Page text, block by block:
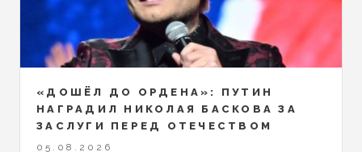
«ДОШЁЛ ДО ОРДЕНА»: ПУТИН
НАГРАДИЛ НИКОЛАЯ БАСКОВА ЗА
ЗАСЛУГИ ПЕРЕД ОТЕЧЕСТВОМ
05.08.2026